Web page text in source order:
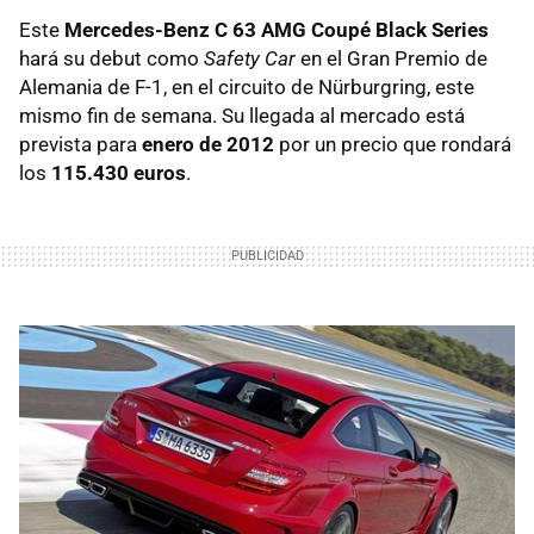
Este Mercedes-Benz C 63 AMG Coupé Black Series
hará su debut como Safety Car en el Gran Premio de
Alemania de F-1, en el circuito de Nürburgring, este
mismo fin de semana. Su llegada al mercado está
prevista para enero de 2012 por un precio que rondará
los 115.430 euros.